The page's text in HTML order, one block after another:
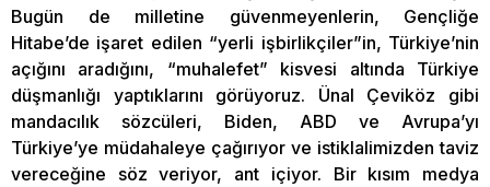
Bugün de milletine güvenmeyenlerin, Gençliğe
Hitabe’de işaret edilen “yerli işbirlikçiler”in, Türkiye’nin
açığını aradığını, “muhalefet” kisvesi altında Türkiye
düşmanlığı yaptıklarını görüyoruz. Ünal Çeviköz gibi
mandacılık sözcüleri, Biden, ABD ve Avrupa’yı
Türkiye’ye müdahaleye çağırıyor ve istiklalimizden taviz
vereceğine söz veriyor, ant içiyor. Bir kısım medya